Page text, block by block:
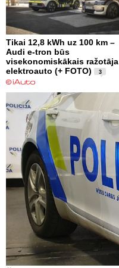
Tikai 12,8 kWh uz 100 km –
Audi e-tron būs
visekonomiskākais ražotāja
elektroauto (+ FOTO)
3